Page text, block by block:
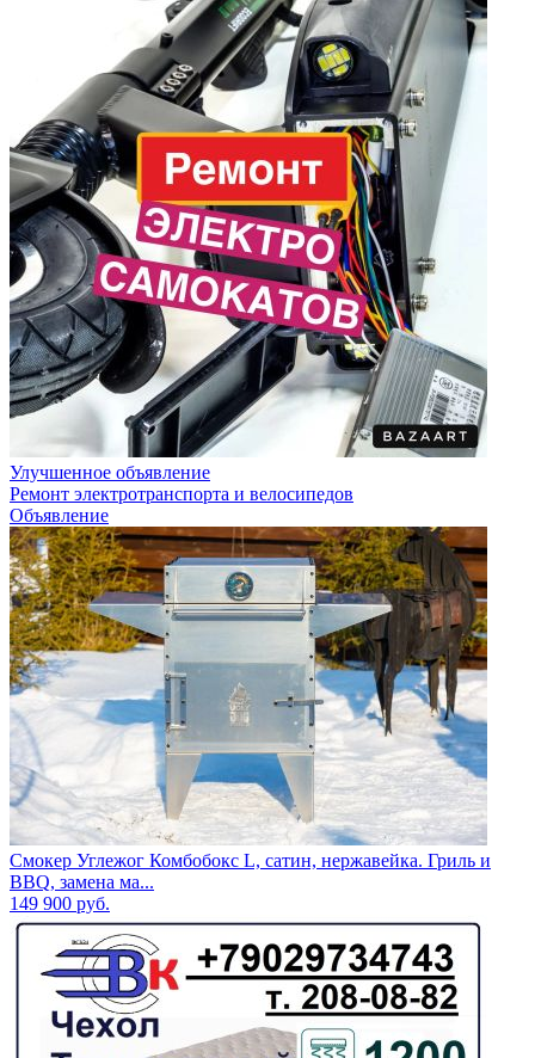
Улучшенное объявление
Ремонт электротранспорта и велосипедов
Объявление
Смокер Углежог Комбобокс L, сатин, нержавейка. Гриль и
BBQ, замена ма...
149 900 руб.